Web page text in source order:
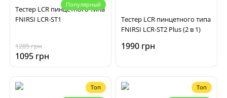
Популярный
Тестер LCR пинцетного типа
FNIRSI LCR-ST1
1285 грн
1095 грн
Тестер LCR пинцетного типа
FNIRSI LCR-ST2 Plus (2 в 1)
1990 грн
Топ
Топ